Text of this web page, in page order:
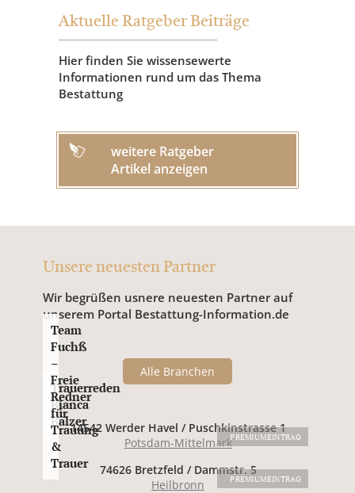
Aktuelle Ratgeber Beiträge
Hier finden Sie wissensewerte
Informationen rund um das Thema
Bestattung
weitere Ratgeber
Artikel anzeigen
Unsere neuesten Partner
Wir begrüßen usnere neuesten Partner auf
unserem Portal Bestattung-Information.de
Alle Branchen
PREMIUMEINTRAG
Trauerreden
Bianca
Balzer14542 Werder Havel / Puschkinstrasse 1
Potsdam-Mittelmark
PREMIUMEINTRAG
Team
Fuchß
–
Freie
Redner
für
Trauung
&
Trauer
74626 Bretzfeld / Dammstr. 5
Heilbronn